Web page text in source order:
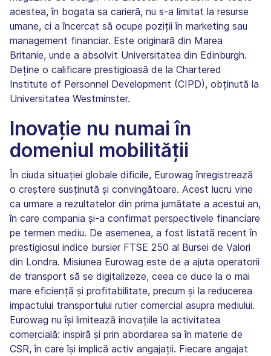
acestea, în bogata sa carieră, nu s-a limitat la resurse
umane, ci a încercat să ocupe poziții în marketing sau
management financiar. Este originară din Marea
Britanie, unde a absolvit Universitatea din Edinburgh.
Deține o calificare prestigioasă de la Chartered
Institute of Personnel Development (CIPD), obținută la
Universitatea Westminster.
Inovație nu numai în
domeniul mobilității
În ciuda situației globale dificile, Eurowag înregistrează
o creștere susținută și convingătoare. Acest lucru vine
ca urmare a rezultatelor din prima jumătate a acestui an,
în care compania și-a confirmat perspectivele financiare
pe termen mediu. De asemenea, a fost listată recent în
prestigiosul indice bursier FTSE 250 al Bursei de Valori
din Londra. Misiunea Eurowag este de a ajuta operatorii
de transport să se digitalizeze, ceea ce duce la o mai
mare eficiență și profitabilitate, precum și la reducerea
impactului transportului rutier comercial asupra mediului.
Eurowag nu își limitează inovațiile la activitatea
comercială: inspiră și prin abordarea sa în materie de
CSR, în care își implică activ angajații. Fiecare angajat